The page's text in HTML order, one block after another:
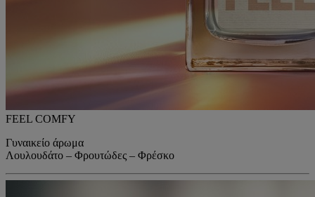
FEEL COMFY
Γυναικείο άρωμα
Λουλουδάτο – Φρουτώδες – Φρέσκο